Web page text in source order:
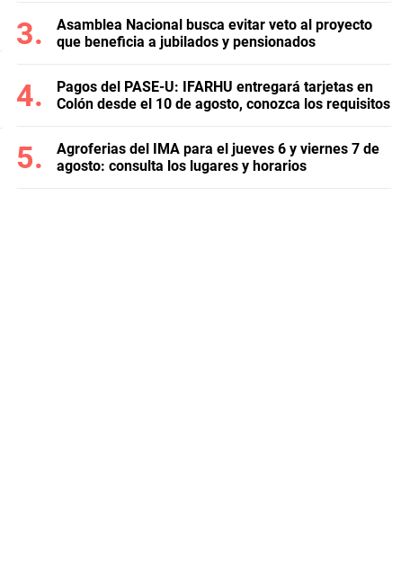
Asamblea Nacional busca evitar veto al proyecto
que beneficia a jubilados y pensionados
Pagos del PASE-U: IFARHU entregará tarjetas en
Colón desde el 10 de agosto, conozca los requisitos
Agroferias del IMA para el jueves 6 y viernes 7 de
agosto: consulta los lugares y horarios